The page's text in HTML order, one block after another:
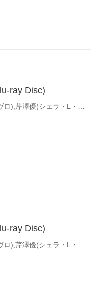
ray Disc)
ray Disc)